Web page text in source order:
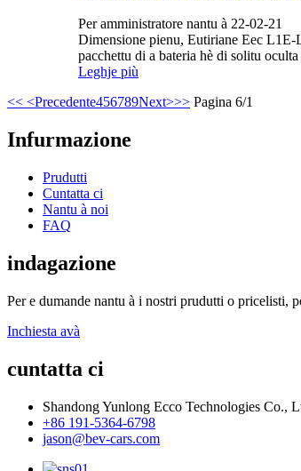
Per amministratore nantu à 22-02-21
Dimensione pienu, Eutiriane Eec
pacchettu di a bateria hè di solitu
Leghje più
<< <Precedente456789Next>>> Pagina 6/1
Infurmazione
Prudutti
Cuntatta ci
Nantu à noi
FAQ
indagazione
Per e dumande nantu à i nostri prudutti o pricelisti,
Inchiesta avà
cuntatta ci
Shandong Yunlong Ecco Technologies Co.,
+86 191-5364-6798
jason@bev-cars.com